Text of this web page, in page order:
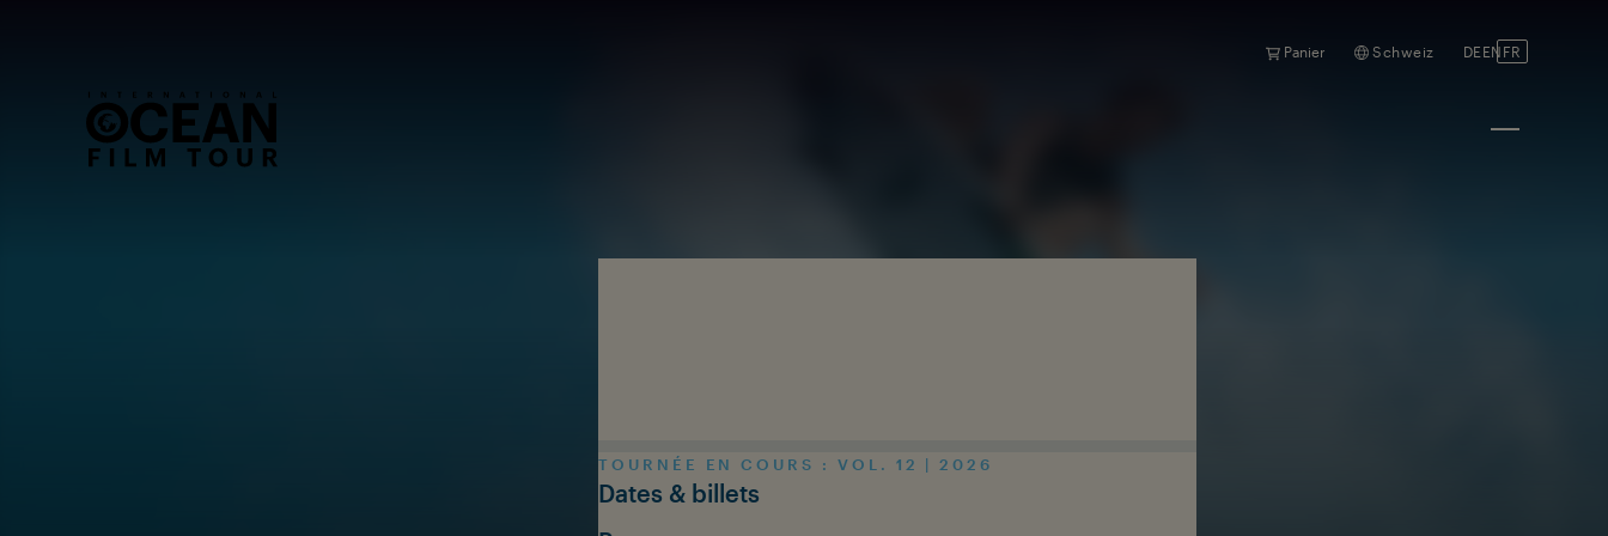
Panier Schweiz DE EN FR
TOURNÉE EN COURS : VOL. 12 | 2026
Dates & billets